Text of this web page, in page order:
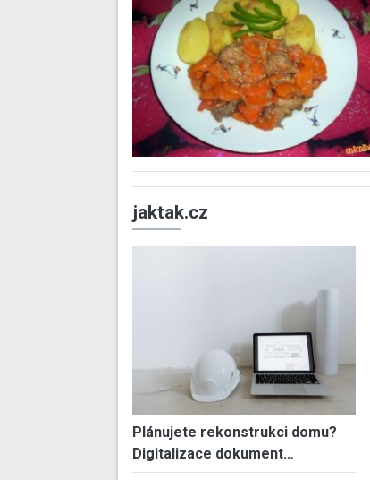
jaktak.cz
Plánujete rekonstrukci domu?
Digitalizace dokument…